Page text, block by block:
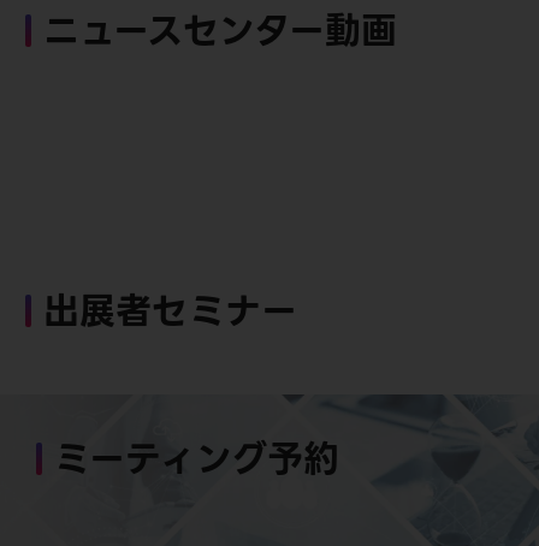
ニュースセンター動画
出展者セミナー
ミーティング予約